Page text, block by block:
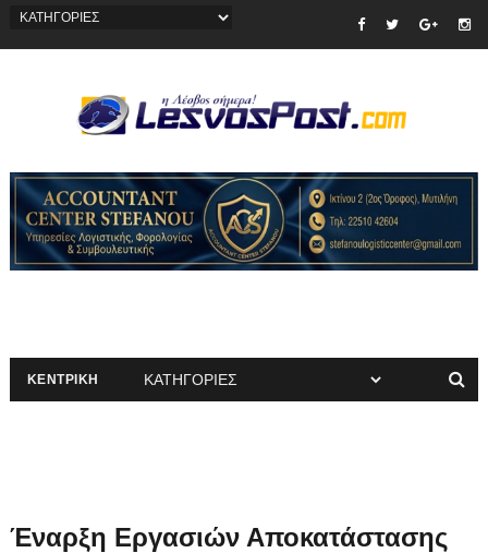
ΚΕΝΤΡΙΚΗ
Έναρξη Εργασιών Αποκατάστασης